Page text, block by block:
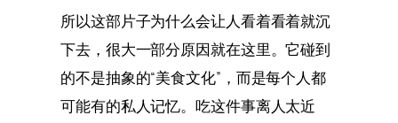
所以这部片子为什么会让人看着看着就沉
下去，很大一部分原因就在这里。它碰到
的不是抽象的“美食文化”，而是每个人都
可能有的私人记忆。吃这件事离人太近